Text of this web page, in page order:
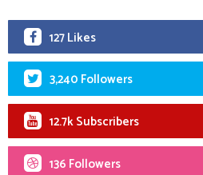
127 Likes
3,240 Followers
12.7k Subscribers
136 Followers